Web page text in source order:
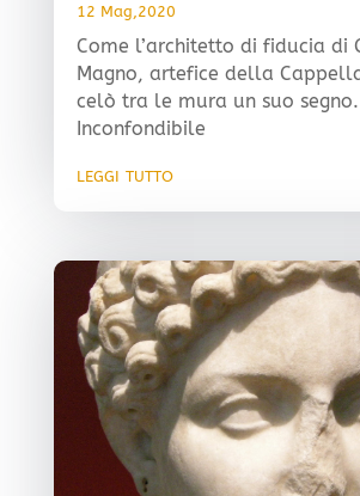
12 Mag,2020
Come l’architetto di fiducia di
Magno, artefice della
celò tra le mura un suo segno.
Inconfondibile
leggi tutto